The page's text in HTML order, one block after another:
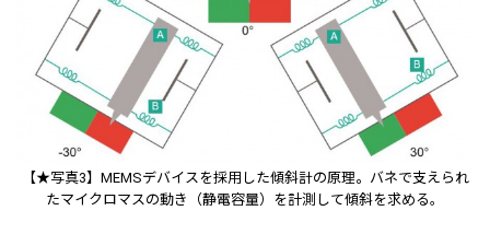
【★写真3】MEMSデバイスを採用した傾斜計の原理。バネで支えられ
たマイクロマスの動き（静電容量）を計測して傾斜を求める。